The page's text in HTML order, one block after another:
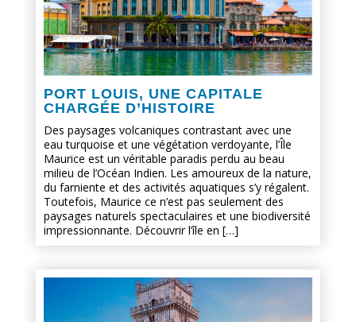
PORT LOUIS, UNE CAPITALE
CHARGÉE D’HISTOIRE
Des paysages volcaniques contrastant avec une
eau turquoise et une végétation verdoyante, l’Île
Maurice est un véritable paradis perdu au beau
milieu de l’Océan Indien. Les amoureux de la nature,
du farniente et des activités aquatiques s’y régalent.
Toutefois, Maurice ce n’est pas seulement des
paysages naturels spectaculaires et une biodiversité
impressionnante. Découvrir l’île en […]